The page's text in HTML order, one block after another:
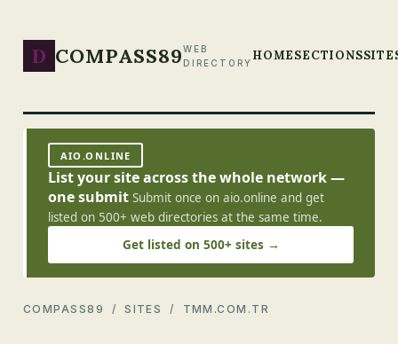
D COMPASS89WEB
DIRECTORY HOMESECTIONS
AIO.ONLINE
List your site across the whole network —
one submit Submit once on aio.online and get
listed on 500+ web directories at the same time.
Get listed on 500+ sites →
COMPASS89 /SITES / TMM.COM.TR